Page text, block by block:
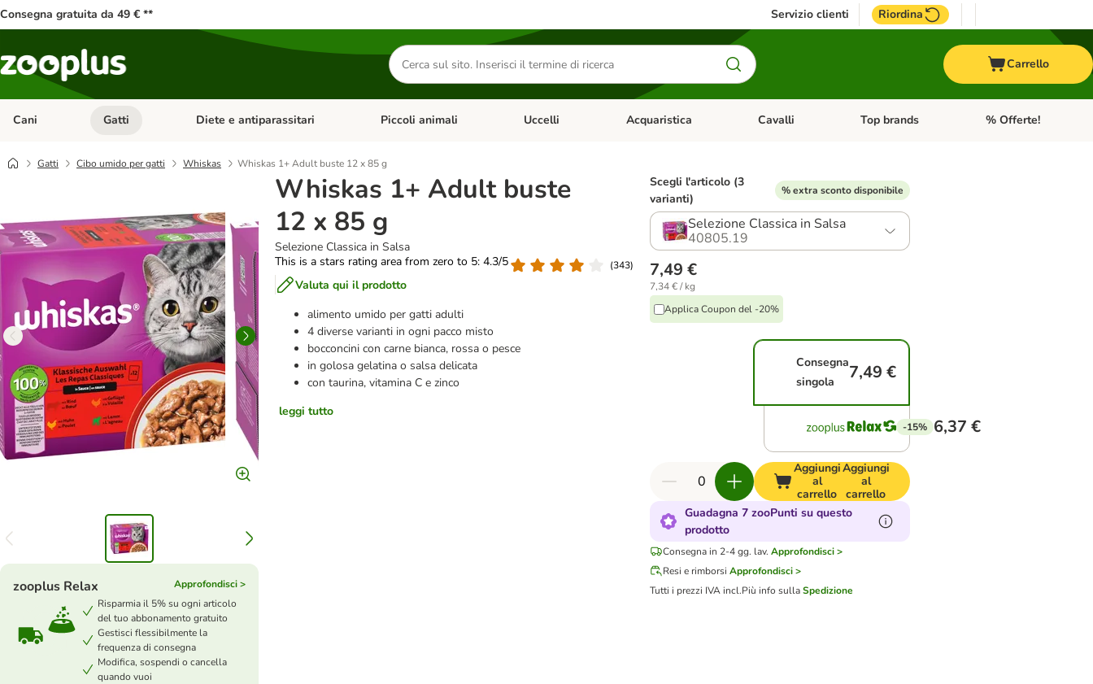
Consegna gratuita da 49 € ** Servizio clienti Riordina
Cerca
prodotti
Carrello
Cani Apri Menu Categoria: Cani
Gatti Apri Menu Categoria: Gatti
Diete e antiparassitari Apri Menu Categoria: Diete e antiparassitari
Piccoli animali Apri Menu Categoria: Piccoli animali
Uccelli Apri Menu Categoria: Uccelli
Acquaristica Apri Menu Categoria: Acquaristica
Cavalli Apri Menu Categoria: Cavalli
Top brands Apri Menu Categoria:
% Offerte!
Gatti Cibo umido per gatti Whiskas Whiskas 1+ Adult buste 12 x 85 g
Whiskas 1+ Adult buste
12 x 85 g
Selezione Classica in Salsa
This is a stars rating area from zero to 5: 4.3/5
(343)
Valuta qui il prodotto
alimento umido per gatti adulti
4 diverse varianti in ogni pacco misto
bocconcini con carne bianca, rossa o pesce
in golosa gelatina o salsa delicata
con taurina, vitamina C e zinco
leggi tutto
zooplus Relax
Approfondisci >
Risparmia il 5% su ogni articolo
del tuo abbonamento gratuito
Gestisci flessibilmente la
frequenza di consegna
Modifica, sospendi o cancella
quando vuoi
Scegli l'articolo (3
varianti)
% extra sconto disponibile
Selezione Classica in Salsa
40805.19
7,49 €
7,34 € / kg
Applica Coupon del -20%
Consegna
singola
7,49 €
-15% 6,37 €
Aggiungi
al
carrello
Aggiungi
al
carrello
Guadagna 7 zooPunti su questo
prodotto
Consegna in 2-4 gg. lav. Approfondisci >
Resi e rimborsi Approfondisci >
Tutti i prezzi IVA incl.Più info sullaSpedizione